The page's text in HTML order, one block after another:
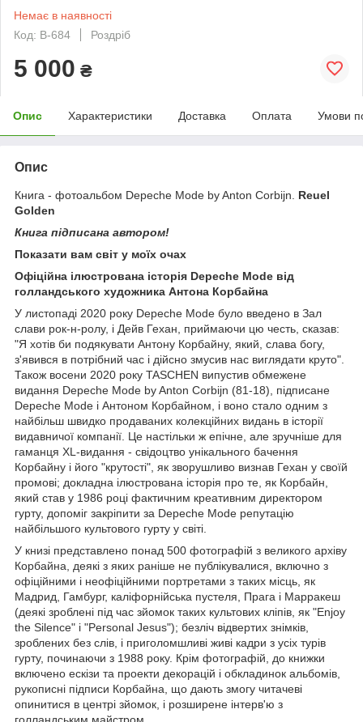
Немає в наявності
Код: B-684
Роздріб
5 000 ₴
Опис Характеристики Доставка Оплата Умови
Опис
Книга - фотоальбом Depeche Mode by Anton Corbijn. Reuel
Golden
Книга підписана автором!
Показати вам світ у моїх очах
Офіційна ілюстрована історія Depeche Mode від
голландського художника Антона Корбайна
У листопаді 2020 року Depeche Mode було введено в Зал
слави рок-н-ролу, і Дейв Гехан, приймаючи цю честь, сказав:
"Я хотів би подякувати Антону Корбайну, який, слава богу,
з'явився в потрібний час і дійсно змусив нас виглядати круто".
Також восени 2020 року TASCHEN випустив обмежене
видання Depeche Mode by Anton Corbijn (81-18), підписане
Depeche Mode і Антоном Корбайном, і воно стало одним з
найбільш швидко продаваних колекційних видань в історії
видавничої компанії. Це настільки ж епічне, але зручніше для
гаманця XL-видання - свідоцтво унікального бачення
Корбайну і його "крутості", як зворушливо визнав Гехан у своїй
промові; докладна ілюстрована історія про те, як Корбайн,
який став у 1986 році фактичним креативним директором
гурту, допоміг закріпити за Depeche Mode репутацію
найбільшого культового гурту у світі.
У книзі представлено понад 500 фотографій з великого архіву
Корбайна, деякі з яких раніше не публікувалися, включно з
офіційними і неофіційними портретами з таких місць, як
Мадрид, Гамбург, каліфорнійська пустеля, Прага і Марракеш
(деякі зроблені під час зйомок таких культових кліпів, як "Enjoy
the Silence" і "Personal Jesus"); безліч відвертих знімків,
зроблених без слів, і приголомшливі живі кадри з усіх турів
гурту, починаючи з 1988 року. Крім фотографій, до книжки
включено ескізи та проекти декорацій і обкладинок альбомів,
рукописні підписи Корбайна, що дають змогу читачеві
опинитися в центрі зйомок, і розширене інтерв'ю з
голландським майстром.